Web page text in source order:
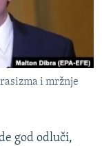
i mržnje
god odluči,